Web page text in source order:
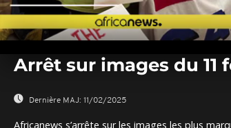
seconds
0%
Arrêt sur images du 11
Dernière MAJ: 11/02/2025
Africanews s’arrête sur les images les plus